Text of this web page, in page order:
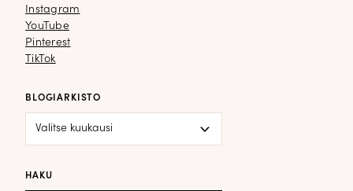
Instagram
Instagram
YouTube
YouTube
Pinterest
Pinterest
TikTok
TikTok
BLOGIARKISTO
HAKU